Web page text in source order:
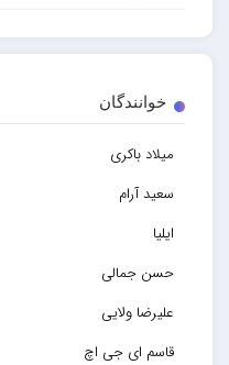
خوانندگان
میلاد باکری
سعید آرام
ایلیا
حسن جمالی
علیرضا ولایی
قاسم ای جی اچ